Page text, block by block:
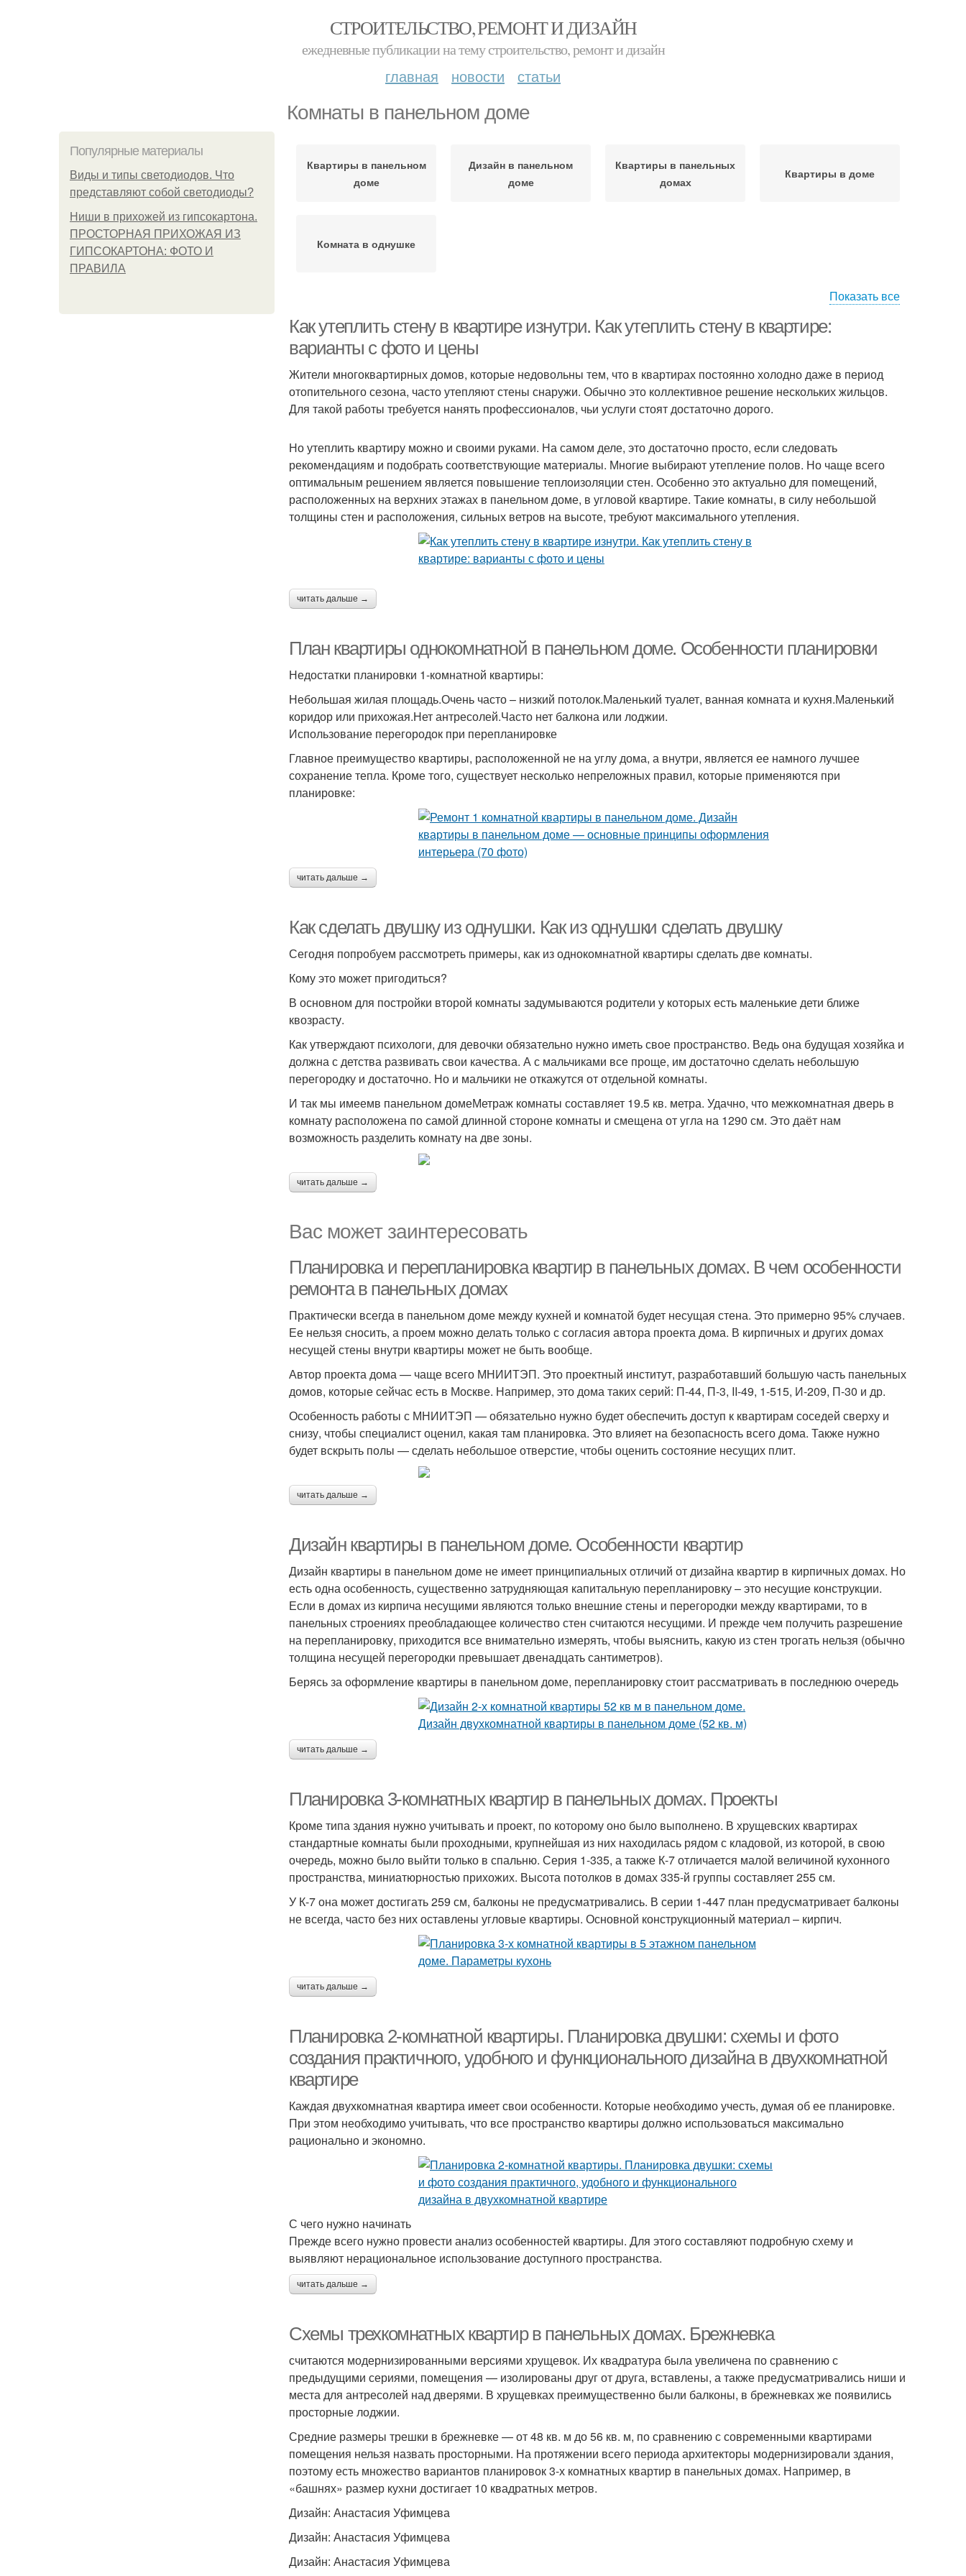
СТРОИТЕЛЬСТВО, РЕМОНТ И ДИЗАЙН
ежедневные публикации на тему строительство, ремонт и дизайн
главная новости статьи
Комнаты в панельном доме
Популярные материалы
Виды и типы светодиодов. Что
представляют собой светодиоды?
Ниши в прихожей из гипсокартона.
ПРОСТОРНАЯ ПРИХОЖАЯ ИЗ
ГИПСОКАРТОНА: ФОТО И
ПРАВИЛА
Квартиры в панельном
доме
Дизайн в панельном
доме
Квартиры в панельных
домах
Квартиры в доме
Комната в однушке
Показать все
Как утеплить стену в квартире изнутри. Как утеплить стену в квартире:
варианты с фото и цены
Жители многоквартирных домов, которые недовольны тем, что в квартирах постоянно холодно даже в период
отопительного сезона, часто утепляют стены снаружи. Обычно это коллективное решение нескольких жильцов.
Для такой работы требуется нанять профессионалов, чьи услуги стоят достаточно дорого.
Но утеплить квартиру можно и своими руками. На самом деле, это достаточно просто, если следовать
рекомендациям и подобрать соответствующие материалы. Многие выбирают утепление полов. Но чаще всего
оптимальным решением является повышение теплоизоляции стен. Особенно это актуально для помещений,
расположенных на верхних этажах в панельном доме, в угловой квартире. Такие комнаты, в силу небольшой
толщины стен и расположения, сильных ветров на высоте, требуют максимального утепления.
читать дальше →
План квартиры однокомнатной в панельном доме. Особенности планировки
Недостатки планировки 1-комнатной квартиры:
Небольшая жилая площадь.Очень часто – низкий потолок.Маленький туалет, ванная комната и кухня.Маленький
коридор или прихожая.Нет антресолей.Часто нет балкона или лоджии.
Использование перегородок при перепланировке
Главное преимущество квартиры, расположенной не на углу дома, а внутри, является ее намного лучшее
сохранение тепла. Кроме того, существует несколько непреложных правил, которые применяются при
планировке:
читать дальше →
Как сделать двушку из однушки. Как из однушки сделать двушку
Сегодня попробуем рассмотреть примеры, как из однокомнатной квартиры сделать две комнаты.
Кому это может пригодиться?
В основном для постройки второй комнаты задумываются родители у которых есть маленькие дети ближе
квозрасту.
Как утверждают психологи, для девочки обязательно нужно иметь свое пространство. Ведь она будущая хозяйка и
должна с детства развивать свои качества. А с мальчиками все проще, им достаточно сделать небольшую
перегородку и достаточно. Но и мальчики не откажутся от отдельной комнаты.
И так мы имеемв панельном домеМетраж комнаты составляет 19.5 кв. метра. Удачно, что межкомнатная дверь в
комнату расположена по самой длинной стороне комнаты и смещена от угла на 1290 см. Это даёт нам
возможность разделить комнату на две зоны.
читать дальше →
Вас может заинтересовать
Планировка и перепланировка квартир в панельных домах. В чем особенности
ремонта в панельных домах
Практически всегда в панельном доме между кухней и комнатой будет несущая стена. Это примерно 95% случаев.
Ее нельзя сносить, а проем можно делать только с согласия автора проекта дома. В кирпичных и других домах
несущей стены внутри квартиры может не быть вообще.
Автор проекта дома — чаще всего МНИИТЭП. Это проектный институт, разработавший большую часть панельных
домов, которые сейчас есть в Москве. Например, это дома таких серий: П-44, П-3, II-49, 1-515, И-209, П-30 и др.
Особенность работы с МНИИТЭП — обязательно нужно будет обеспечить доступ к квартирам соседей сверху и
снизу, чтобы специалист оценил, какая там планировка. Это влияет на безопасность всего дома. Также нужно
будет вскрыть полы — сделать небольшое отверстие, чтобы оценить состояние несущих плит.
читать дальше →
Дизайн квартиры в панельном доме. Особенности квартир
Дизайн квартиры в панельном доме не имеет принципиальных отличий от дизайна квартир в кирпичных домах. Но
есть одна особенность, существенно затрудняющая капитальную перепланировку – это несущие конструкции.
Если в домах из кирпича несущими являются только внешние стены и перегородки между квартирами, то в
панельных строениях преобладающее количество стен считаются несущими. И прежде чем получить разрешение
на перепланировку, приходится все внимательно измерять, чтобы выяснить, какую из стен трогать нельзя (обычно
толщина несущей перегородки превышает двенадцать сантиметров).
Берясь за оформление квартиры в панельном доме, перепланировку стоит рассматривать в последнюю очередь
читать дальше →
Планировка 3-комнатных квартир в панельных домах. Проекты
Кроме типа здания нужно учитывать и проект, по которому оно было выполнено. В хрущевских квартирах
стандартные комнаты были проходными, крупнейшая из них находилась рядом с кладовой, из которой, в свою
очередь, можно было выйти только в спальню. Серия 1-335, а также К-7 отличается малой величиной кухонного
пространства, миниатюрностью прихожих. Высота потолков в домах 335-й группы составляет 255 см.
У К-7 она может достигать 259 см, балконы не предусматривались. В серии 1-447 план предусматривает балконы
не всегда, часто без них оставлены угловые квартиры. Основной конструкционный материал – кирпич.
читать дальше →
Планировка 2-комнатной квартиры. Планировка двушки: схемы и фото
создания практичного, удобного и функционального дизайна в двухкомнатной
квартире
Каждая двухкомнатная квартира имеет свои особенности. Которые необходимо учесть, думая об ее планировке.
При этом необходимо учитывать, что все пространство квартиры должно использоваться максимально
рационально и экономно.
С чего нужно начинать
Прежде всего нужно провести анализ особенностей квартиры. Для этого составляют подробную схему и
выявляют нерациональное использование доступного пространства.
читать дальше →
Схемы трехкомнатных квартир в панельных домах. Брежневка
считаются модернизированными версиями хрущевок. Их квадратура была увеличена по сравнению с
предыдущими сериями, помещения — изолированы друг от друга, вставлены, а также предусматривались ниши и
места для антресолей над дверями. В хрущевках преимущественно были балконы, в брежневках же появились
просторные лоджии.
Средние размеры трешки в брежневке — от 48 кв. м до 56 кв. м, по сравнению с современными квартирами
помещения нельзя назвать просторными. На протяжении всего периода архитекторы модернизировали здания,
поэтому есть множество вариантов планировок 3-х комнатных квартир в панельных домах. Например, в
«башнях» размер кухни достигает 10 квадратных метров.
Дизайн: Анастасия Уфимцева
Дизайн: Анастасия Уфимцева
Дизайн: Анастасия Уфимцева